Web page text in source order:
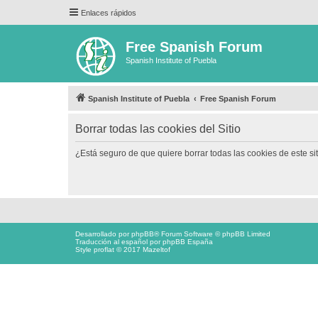
Enlaces rápidos
Free Spanish Forum
Spanish Institute of Puebla
Spanish Institute of Puebla Free Spanish Forum
Borrar todas las cookies del Sitio
¿Está seguro de que quiere borrar todas las cookies de este
Desarrollado porphpBB® Forum Software © phpBB Limited
Traducción al español porphpBB España
Style proflat © 2017 Mazeltof